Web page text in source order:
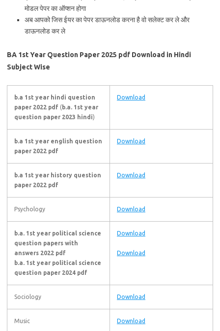
मोडल पेपर का ऑप्शन होगा
अब आपको जिस ईयर का पेपर डाऊनलोड करना है वो सलेक्ट कर ले और
डाऊनलोड कर ले
BA 1st Year Question Paper 2025 pdf Download in Hindi
Subject Wise
b.a 1st year hindi question
paper 2022 pdf ( b.a. 1st year
question paper 2023 hindi)
Download
b.a 1st year english question
paper 2022 pdf
Download
b.a 1st year history question
paper 2022 pdf
Download
Psychology Download
b.a. 1st year political science
question papers with
answers 2022 pdf
b.a. 1st year political science
question paper 2024 pdf
Download
Download
Sociology Download
Music Download